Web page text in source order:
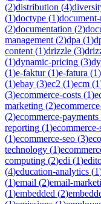
(2)distribution (4)
(1)doctype (1)
(2)documentation (2)
management (2)dpa (1)
content (1)drizzle (3)
(1)dynamic-pricing (3)
(1)e-faktur(1)e-fatura (1)
(1)ebay (3)ec2 (1)ecm (1
(3)ecommerce-costs (1)
marketing (2)
(2)ecommerce-payments
reporting (1)
(1)ecommerce-seo (3)
technology (1)
computing (2)edi (1)
(4)education-analytics (1
(1)email (2)email-
(1)embedded (2)